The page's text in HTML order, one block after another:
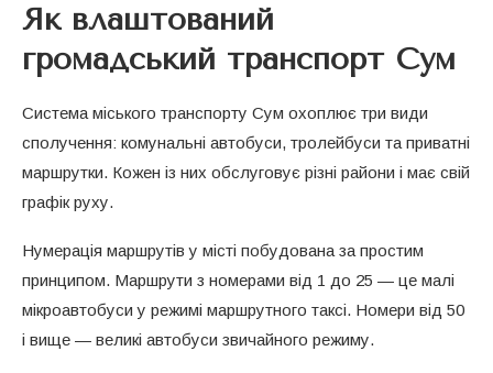
Як влаштований
громадський транспорт Сум
Система міського транспорту Сум охоплює три види
сполучення: комунальні автобуси, тролейбуси та приватні
маршрутки. Кожен із них обслуговує різні райони і має свій
графік руху.
Нумерація маршрутів у місті побудована за простим
принципом. Маршрути з номерами від 1 до 25 — це малі
мікроавтобуси у режимі маршрутного таксі. Номери від 50
і вище — великі автобуси звичайного режиму.